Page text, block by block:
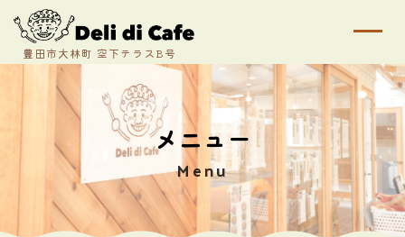
t
g
e
n
a
g
a
i
o
n
メニュー
Menu